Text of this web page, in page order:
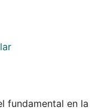
fundamental en la